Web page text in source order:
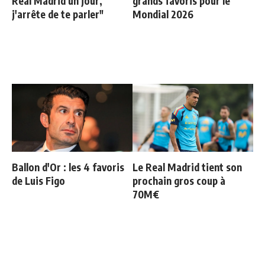
j'arrête de te parler"
Mondial 2026
Ballon d'Or : les 4 favoris
de Luis Figo
Le Real Madrid tient son
prochain gros coup à
70M€